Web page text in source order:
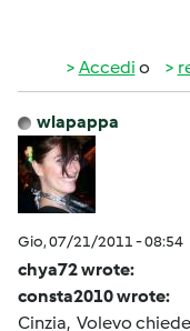
Accedi o
wlapappa
Gio, 07/21/2011 - 08:54
chya72 wrote:
consta2010 wrote:
Cinzia, Volevo